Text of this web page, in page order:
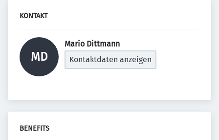
KONTAKT
MD
Mario Dittmann
Kontaktdaten anzeigen
BENEFITS